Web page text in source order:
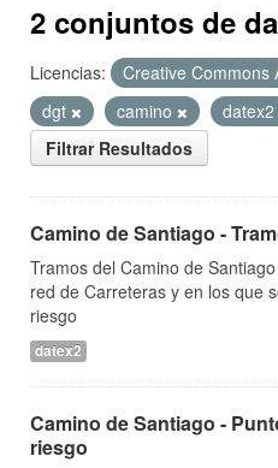
2 conjuntos de
Licencias: Creative Commons
dgt
camino datex2
Filtrar Resultados
Camino de Santiago -
Tramos del Camino de
red de Carreteras y en los que
riesgo
datex2
Camino de Santiago -
riesgo